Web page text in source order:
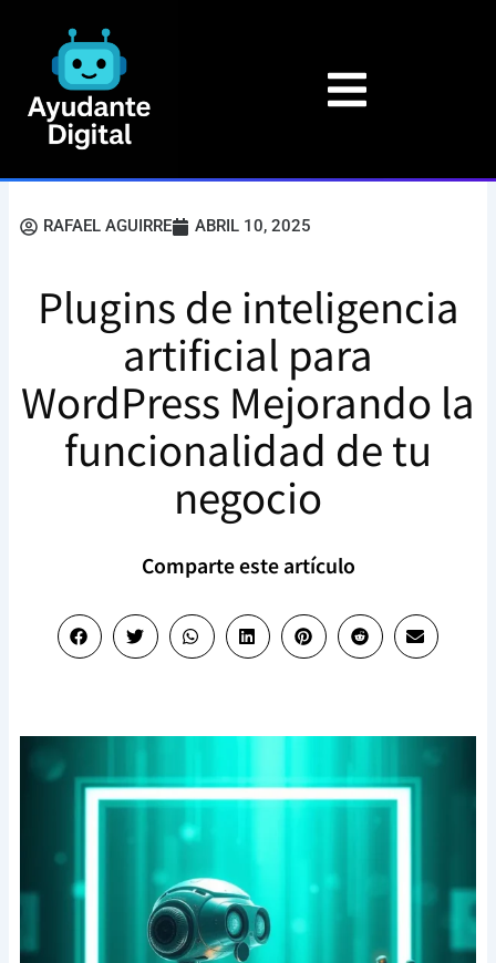
contenido
RAFAEL AGUIRRE ABRIL 10, 2025
Plugins de inteligencia
artificial para
WordPress Mejorando la
funcionalidad de tu
negocio
Comparte este artículo